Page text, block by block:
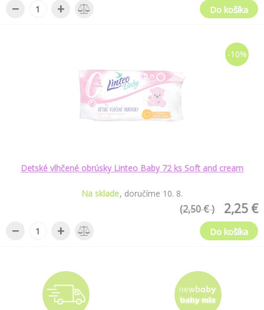
− + Do košíka
-10%
Detské vlhčené obrúsky Linteo Baby 72 ks Soft and cream
Na sklade doručíme 10. 8.
2,25 €
(2,50 € )
− + Do košíka